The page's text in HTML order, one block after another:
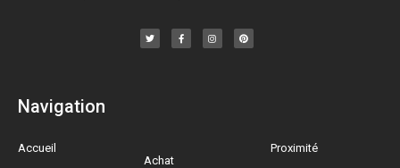
Navigation
Accueil
Achat
Proximité